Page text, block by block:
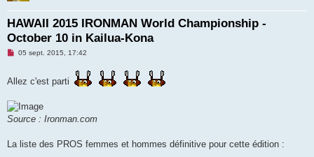
HAWAII 2015 IRONMAN World Championship -
October 10 in Kailua-Kona
M
s
a
e
n
o
u
05 sept. 2015, 17:42
Allez c'est parti
Source : Ironman.com
La liste des PROS femmes et hommes définitive pour cette édition :